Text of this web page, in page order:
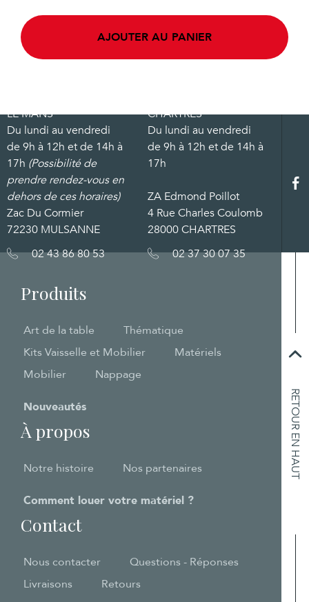
AJOUTER AU PANIER
RETOUR EN HAUT
Produits
Art de la table
Thématique
Kits Vaisselle et Mobilier
Matériels
Mobilier
Nappage
Nouveautés
À propos
Notre histoire Nos partenaires
Comment louer votre matériel ?
Contact
Nous contacter
Questions - Réponses
Livraisons
Retours
LE MANS
Du lundi au vendredi
de 9h à 12h et de 14h à
17h (Possibilité de
prendre rendez-vous en
dehors de ces horaires)
Zac Du Cormier
72230 MULSANNE
02 43 86 80 53
CHARTRES
Du lundi au vendredi
de 9h à 12h et de 14h à
17h
ZA Edmond Poillot
4 Rue Charles Coulomb
28000 CHARTRES
02 37 30 07 35